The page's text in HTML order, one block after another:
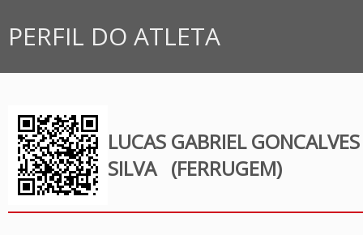
PERFIL DO ATLETA
LUCAS GABRIEL
SILVA (FERRUGEM)